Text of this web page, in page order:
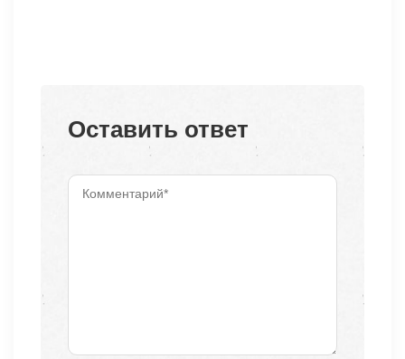
Оставить ответ